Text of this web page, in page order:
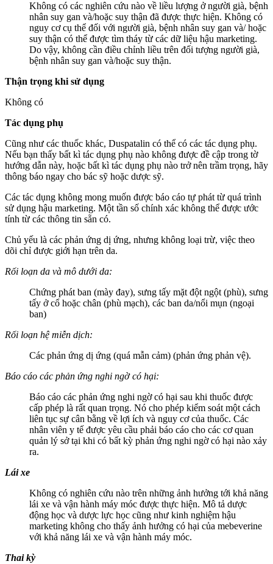
Không có các nghiên cứu nào về liều lượng ở người già, bệnh
nhân suy gan và/hoặc suy thận đã được thực hiện. Không có
nguy cơ cụ thể đối với người già, bệnh nhân suy gan và/ hoặc
suy thận có thể được tìm tháy từ các dữ liệu hậu marketing.
Do vậy, không cần điều chỉnh liều trên đối tượng người già,
bệnh nhân suy gan và/hoặc suy thận.
Thận trọng khi sử dụng
Không có
Tác dụng phụ
Cũng như các thuốc khác, Duspatalin có thể có các tác dụng phụ.
Nếu bạn thấy bất kì tác dụng phụ nào không được đề cập trong tờ
hướng dẫn này, hoặc bất kì tác dụng phụ nào trở nên trầm trọng, hãy
thông báo ngay cho bác sỹ hoặc dược sỹ.
Các tác dụng không mong muốn được báo cáo tự phát từ quá trình
sử dụng hậu marketing. Một tần số chính xác không thể được ước
tính từ các thông tin sẵn có.
Chủ yếu là các phản ứng dị ứng, nhưng không loại trừ, việc theo
dõi chỉ được giới hạn trên da.
Rối loạn da và mô dưới da:
Chứng phát ban (mày đay), sưng tấy mặt đột ngột (phù), sưng
tấy ở cổ hoặc chân (phù mạch), các ban da/nổi mụn (ngoại
ban)
Rối loạn hệ miễn dịch:
Các phản ứng dị ứng (quá mẫn cảm) (phản ứng phản vệ).
Báo cáo các phản ứng nghi ngờ có hại:
Báo cáo các phản ứng nghi ngờ có hại sau khi thuốc được
cấp phép là rất quan trọng. Nó cho phép kiểm soát một cách
liên tục sự cân bằng về lợi ích và nguy cơ của thuốc. Các
nhân viên y tế được yêu cầu phải báo cáo cho các cơ quan
quản lý sở tại khi có bất kỳ phản ứng nghi ngờ có hại nào xảy
ra.
Lái xe
Không có nghiên cứu nào trên những ảnh hưởng tới khả năng
lái xe và vận hành máy móc được thực hiện. Mô tả dược
động học và dược lực học cũng như kinh nghiệm hậu
marketing không cho thấy ảnh hưởng có hại của mebeverine
với khả năng lái xe và vận hành máy móc.
Thai kỳ